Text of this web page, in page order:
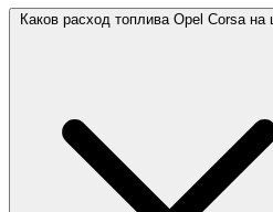
Каков расход топлива Opel Corsa на